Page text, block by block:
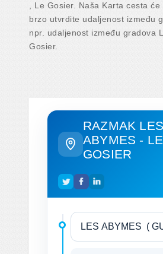
, Le Gosier. Naša Karta cesta
brzo utvrdite udaljenost između
npr. udaljenost između gradova
Gosier.
RAZMAK LES
ABYMES - LE
GOSIER